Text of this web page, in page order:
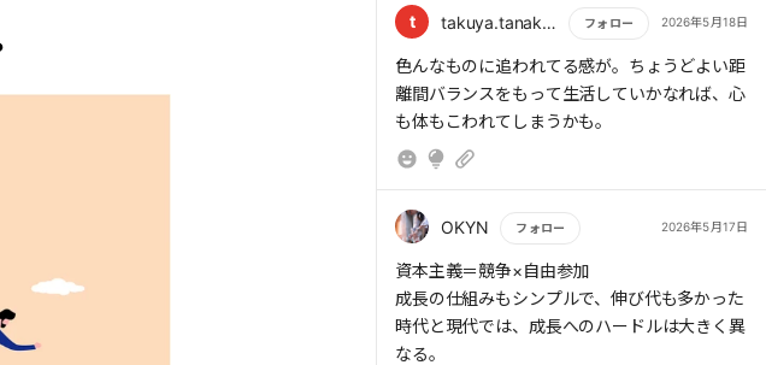
人間の欲望を拡張していくのです。その相互関
さあ、全力で目の前にいる人の「今ここ」を
一所懸命に応援していきましょう。
t takuya.tanaka1976 フォロー 2026年5月18日
もっと読む
色んなものに追われてる感が。ちょうどよい距
離間バランスをもって生活していかなれば、心
も体もこわれてしまうかも。
OKYN フォロー 2026年5月17日
もっと読む
資本主義＝競争×自由参加
成長の仕組みもシンプルで、伸び代も多かった
時代と現代では、成長へのハードルは大きく異
なる。